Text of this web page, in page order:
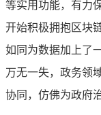
等实用功能，有力
开始积极拥抱区块
如同为数据加上了
万无一失，政务领
协同，仿佛为政府